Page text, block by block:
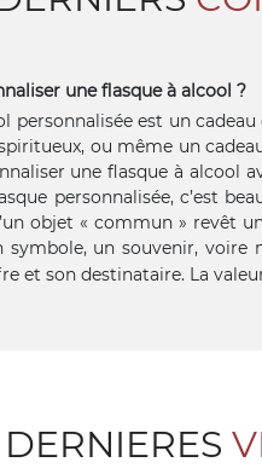
une flasque à alcool ?
personnalisée est un
ou même un
une flasque à alcool
personnalisée, c’est
objet « commun » revêt
symbole, un souvenir,
et son destinataire. La